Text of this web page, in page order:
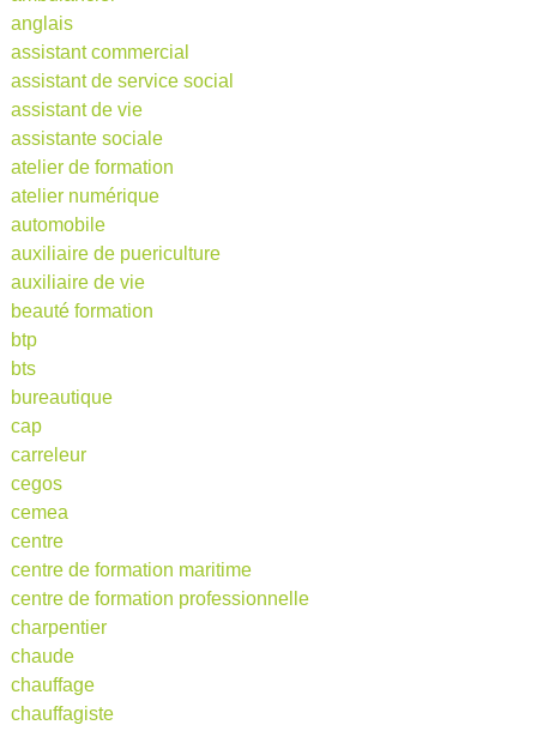
anglais
assistant commercial
assistant de service social
assistant de vie
assistante sociale
atelier de formation
atelier numérique
automobile
auxiliaire de puericulture
auxiliaire de vie
beauté formation
btp
bts
bureautique
cap
carreleur
cegos
cemea
centre
centre de formation maritime
centre de formation professionnelle
charpentier
chaude
chauffage
chauffagiste